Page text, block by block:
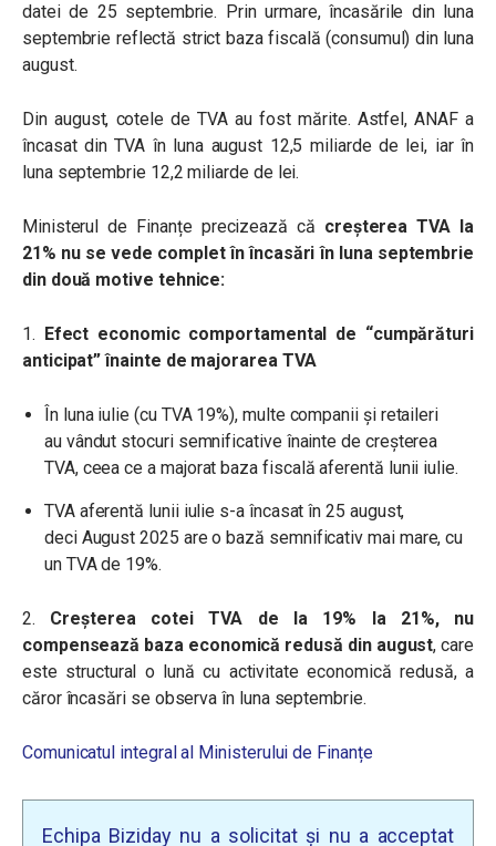
datei de 25 septembrie. Prin urmare, încasările din luna
septembrie reflectă strict baza fiscală (consumul) din luna
august.
Din august, cotele de TVA au fost mărite. Astfel,ANAF a
încasat din TVA în luna august 12,5 miliarde de lei, iar în
luna septembrie 12,2 miliarde de lei.
Ministerul de Finanțe precizează că creșterea TVA la
21% nu se vede complet în încasări în luna septembrie
din două motive tehnice:
1.
Efect economic comportamental de “cumpărături
anticipat” înainte de majorarea TVA
În luna iulie (cu TVA 19%), multe companii și retaileri
au vândut stocuri semnificative înainte de creșterea
TVA, ceea ce a majorat baza fiscală aferentă lunii iulie.
TVA aferentă lunii iulie s-a încasat în 25 august,
deci August 2025 are o bază semnificativ mai mare, cu
un TVA de 19%.
2. Creșterea cotei TVA de la 19% la 21%, nu
compensează baza economică redusă din august, care
este structural o lună cu activitate economică redusă, a
căror încasări se observa în luna septembrie.
Comunicatul integral al Ministerului de Finanțe
Echipa Biziday nu a solicitat și nu a acceptat